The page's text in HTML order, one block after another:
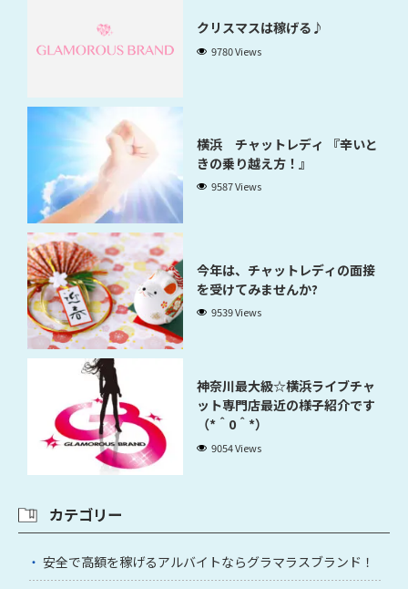
クリスマスは稼げる♪
9780 Views
横浜 チャットレディ 『辛いと
きの乗り越え方！』
9587 Views
今年は、チャットレディの面接
を受けてみませんか?
9539 Views
神奈川最大級☆横浜ライブチャ
ット専門店最近の様子紹介です
（*＾0＾*）
9054 Views
カテゴリー
安全で高額を稼げるアルバイトならグラマラスブランド！